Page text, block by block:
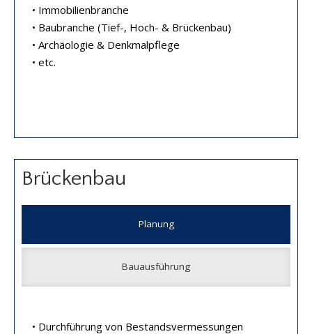
• Immobilienbranche
• Baubranche (Tief-, Hoch- & Brückenbau)
• Archäologie & Denkmalpflege
• etc.
Brückenbau
Planung
Bauausführung
• Durchführung von Bestandsvermessungen